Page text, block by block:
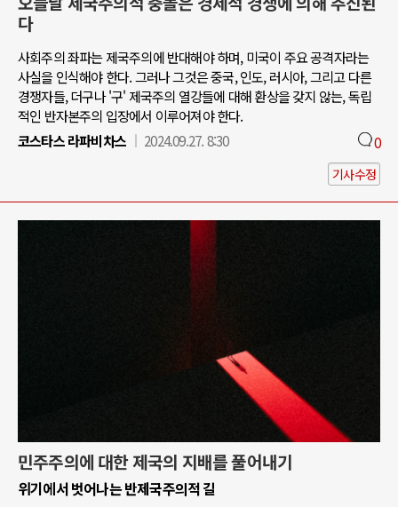
다
사회주의 좌파는 제국주의에 반대해야 하며, 미국이 주요 공격자라는
사실을 인식해야 한다. 그러나 그것은 중국, 인도, 러시아, 그리고 다른
경쟁자들, 더구나 '구' 제국주의 열강들에 대해 환상을 갖지 않는, 독립
적인 반자본주의 입장에서 이루어져야 한다.
코스타스 라파비차스
2024.09.27. 8:30 0
기사수정
민주주의에 대한 제국의 지배를 풀어내기
위기에서 벗어나는 반제국주의적 길